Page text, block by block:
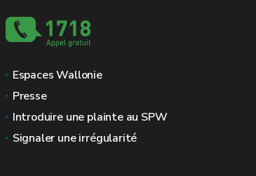
Espaces Wallonie
Presse
Introduire une plainte au SPW
Signaler une irrégularité